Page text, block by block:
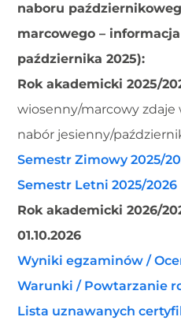
naboru
marcowego –
października 2025):
Rok akademicki 2025/
wiosenny/marcowy
nabór jesienny/
Semestr Zimowy 2025/
Semestr Letni 2025/2026
Rok akademicki 2026/
01.10.2026
Wyniki egzaminów /
Warunki / Powtarzanie
Lista uznawanych